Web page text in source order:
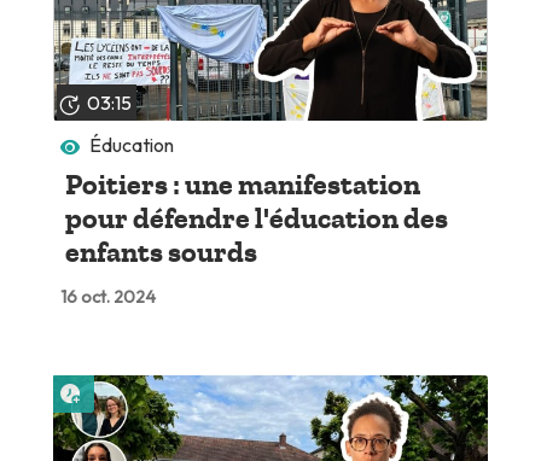
03:15
Éducation
Poitiers : une manifestation
pour défendre l'éducation des
enfants sourds
16 oct. 2024
Lire plus tard